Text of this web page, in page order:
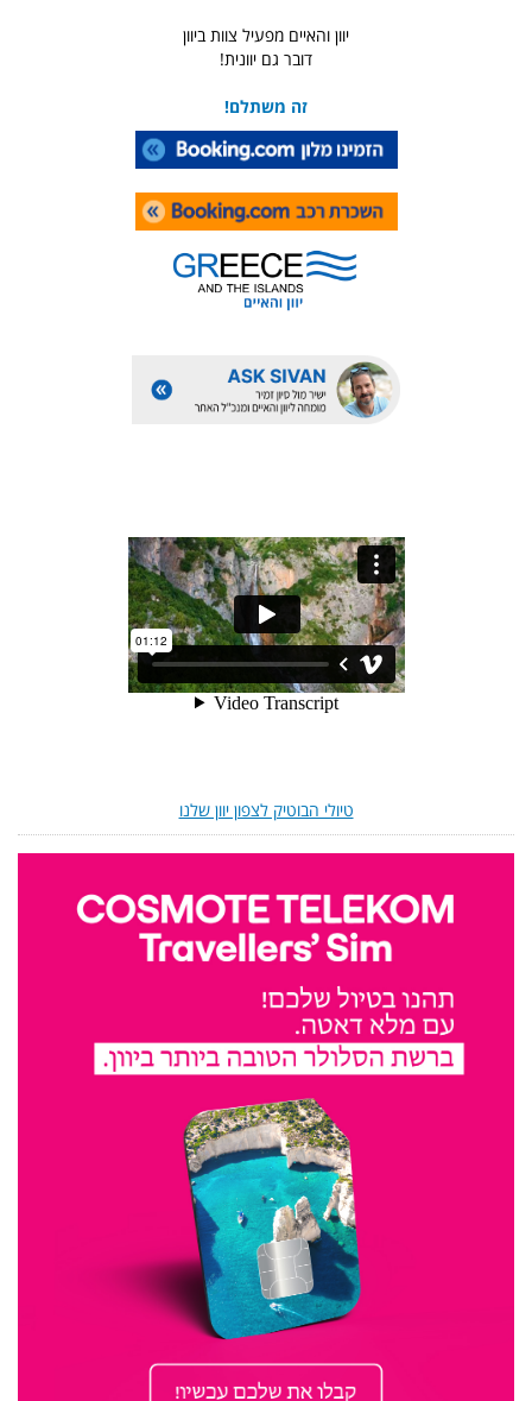
יוון והאיים מפעיל צוות ביוון
דובר גם יוונית!
זה משתלם!
טיולי הבוטיק לצפון יוון שלנו